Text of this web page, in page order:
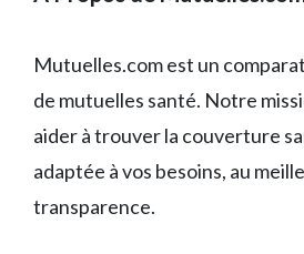
Mutuelles.com est un
de mutuelles santé. Notre
aider à trouver la couverture
adaptée à vos besoins, au
transparence.